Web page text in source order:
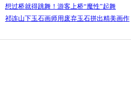
想过桥就得跳舞！游客上桥“魔性”起舞
祁连山下玉石画师用废弃玉石拼出精美画作